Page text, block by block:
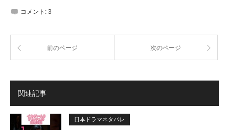
コメント: 3
前のページ 次のページ
関連記事
日本ドラマネタバレ